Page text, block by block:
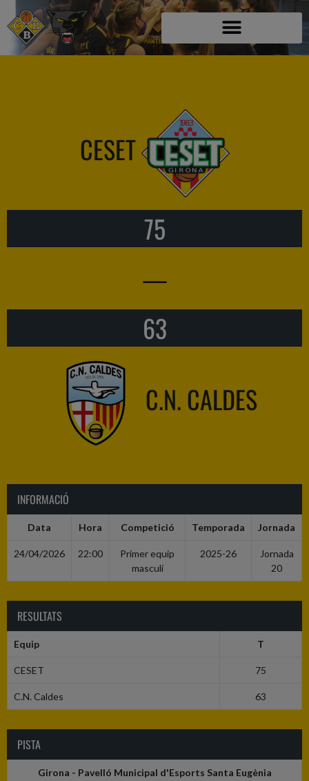
CESET
75
—
63
C.N. CALDES
INFORMACIÓ
Data Hora Competició Temporada Jornada
24/04/2026 22:00
Primer equip
masculí
2025-26
Jornada
20
RESULTATS
Equip T
CESET 75
C.N. Caldes 63
PISTA
Girona - Pavelló Municipal d'Esports Santa Eugènia